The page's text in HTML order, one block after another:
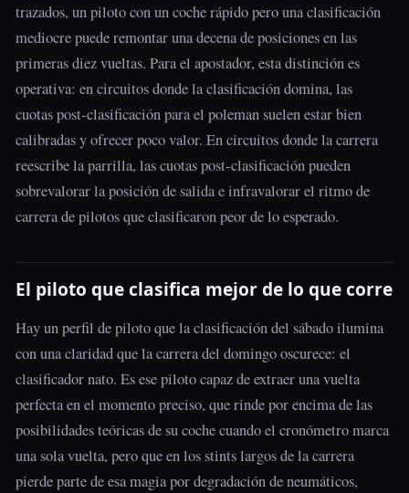
trazados, un piloto con un coche rápido pero una clasificación
mediocre puede remontar una decena de posiciones en las
primeras diez vueltas. Para el apostador, esta distinción es
operativa: en circuitos donde la clasificación domina, las
cuotas post-clasificación para el poleman suelen estar bien
calibradas y ofrecer poco valor. En circuitos donde la carrera
reescribe la parrilla, las cuotas post-clasificación pueden
sobrevalorar la posición de salida e infravalorar el ritmo de
carrera de pilotos que clasificaron peor de lo esperado.
El piloto que clasifica mejor de lo que corre
Hay un perfil de piloto que la clasificación del sábado ilumina
con una claridad que la carrera del domingo oscurece: el
clasificador nato. Es ese piloto capaz de extraer una vuelta
perfecta en el momento preciso, que rinde por encima de las
posibilidades teóricas de su coche cuando el cronómetro marca
una sola vuelta, pero que en los stints largos de la carrera
pierde parte de esa magia por degradación de neumáticos,